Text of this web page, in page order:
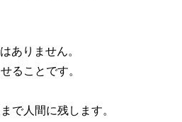
ありません。
ることです。
で人間に残します。